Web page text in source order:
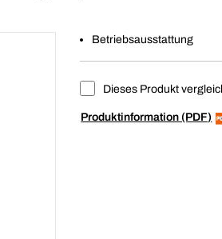
Betriebsausstattung
Dieses Produkt
Produktinformation (PDF)